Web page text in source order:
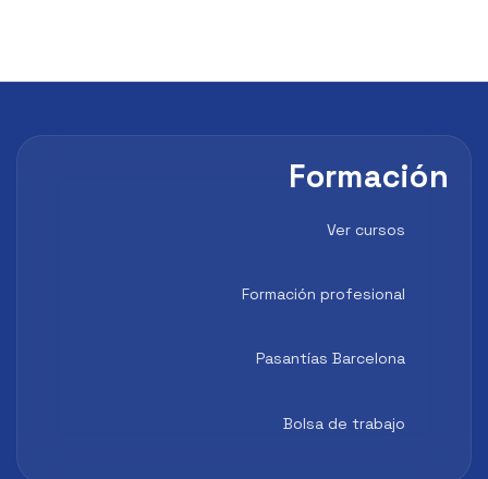
Formación
Ver cursos
Formación profesional
Pasantías Barcelona
Bolsa de trabajo